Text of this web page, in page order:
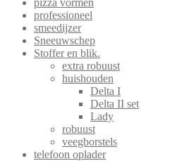
professioneel
smeedijzer
Sneeuwschep
Stoffer en blik.
extra robuust
huishouden
Delta I
Delta II set
Lady
robuust
veegborstels
telefoon oplader